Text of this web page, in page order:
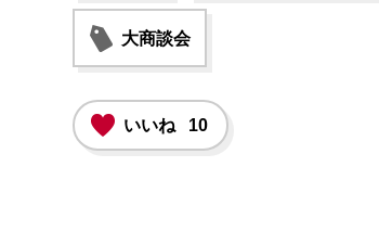
大商談会
いいね 10